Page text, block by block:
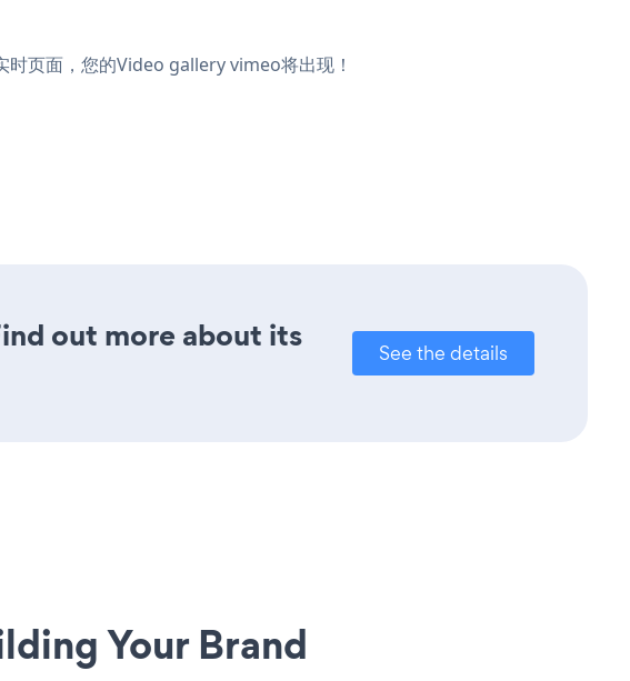
页面，您的Video gallery vimeo将出现！
out more about its
See the details
Your Brand